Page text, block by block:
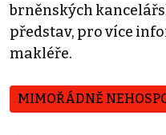
brněnských
představ, pro více
makléře.
MIMOŘÁDNĚ